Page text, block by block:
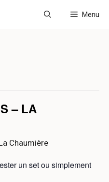
Menu
– LA
Chaumière
un set ou simplement